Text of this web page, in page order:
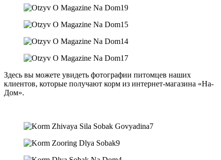
Здесь вы можете увидеть фотографии питомцев наших
клиентов, которые получают корм из интернет-магазина «На-
Дом».